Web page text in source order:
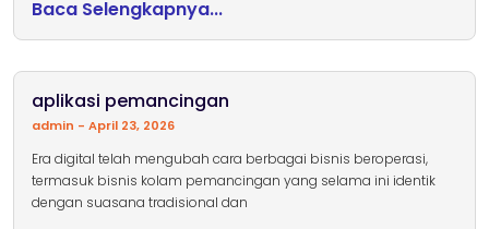
Baca Selengkapnya...
aplikasi pemancingan
admin April 23, 2026
Era digital telah mengubah cara berbagai bisnis beroperasi,
termasuk bisnis kolam pemancingan yang selama ini identik
dengan suasana tradisional dan